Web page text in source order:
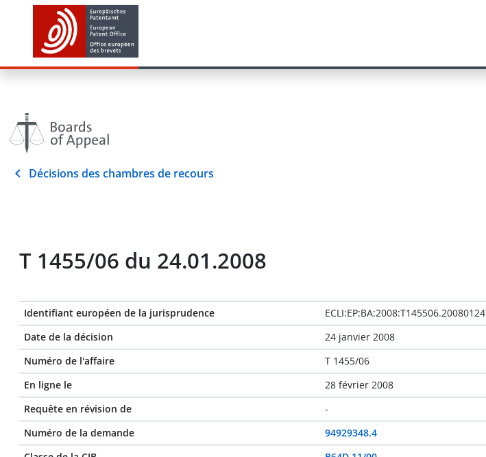
Décisions des chambres de recours
T 1455/06 du 24.01.2008
Identifiant européen de la jurisprudence
ECLI:EP:BA:2008:T145506.20080124
Date de la décision
24 janvier 2008
Numéro de l'affaire
T 1455/06
En ligne le
28 février 2008
Requête en révision de
-
Numéro de la demande
94929348.4